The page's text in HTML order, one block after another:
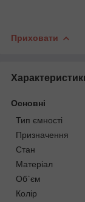
Приховати
Основні
Тип ємності
Призначення
Стан
Матеріал
Об`єм
Колір